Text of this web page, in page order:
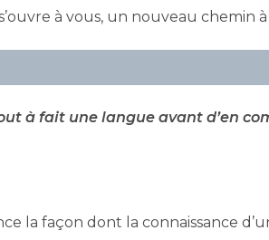
à vous, un nouveau chemin à
à fait une langue avant d’en
la façon dont la connaissance